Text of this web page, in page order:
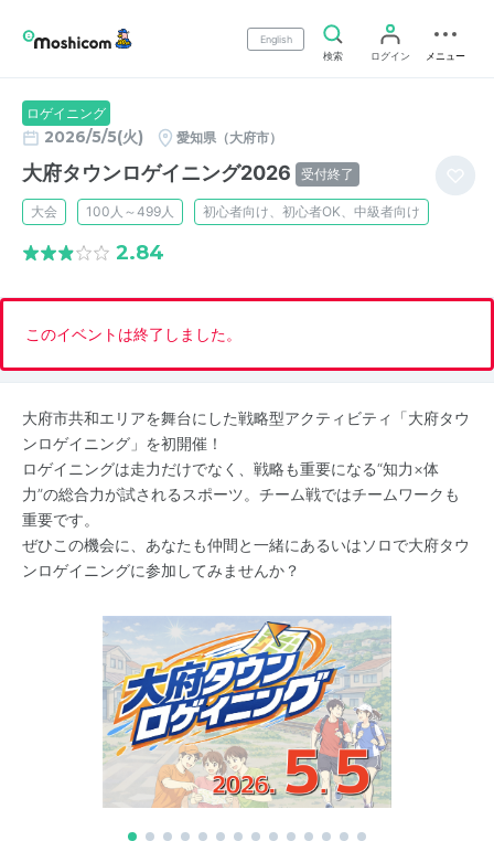
English
検索
ログイン メニュー
ロゲイニング
2026/5/5(火) 愛知県（大府市）
大府タウンロゲイニング2026 受付終了
大会 100人～499人 初心者向け、初心者OK、中級者向け
2.84
このイベントは終了しました。
大府市共和エリアを舞台にした戦略型アクティビティ「大府タウ
ンロゲイニング」を初開催！
ロゲイニングは走力だけでなく、戦略も重要になる“知力×体
力”の総合力が試されるスポーツ。チーム戦ではチームワークも
重要です。
ぜひこの機会に、あなたも仲間と一緒にあるいはソロで大府タウ
ンロゲイニングに参加してみませんか？